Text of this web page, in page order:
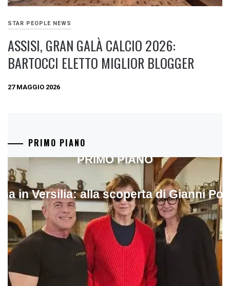
STAR PEOPLE NEWS
ASSISI, GRAN GALÀ CALCIO 2026:
BARTOCCI ELETTO MIGLIOR BLOGGER
27 MAGGIO 2026
PRIMO PIANO
in Versilia: alla scoperta di Gianni
PRIMO PIANO